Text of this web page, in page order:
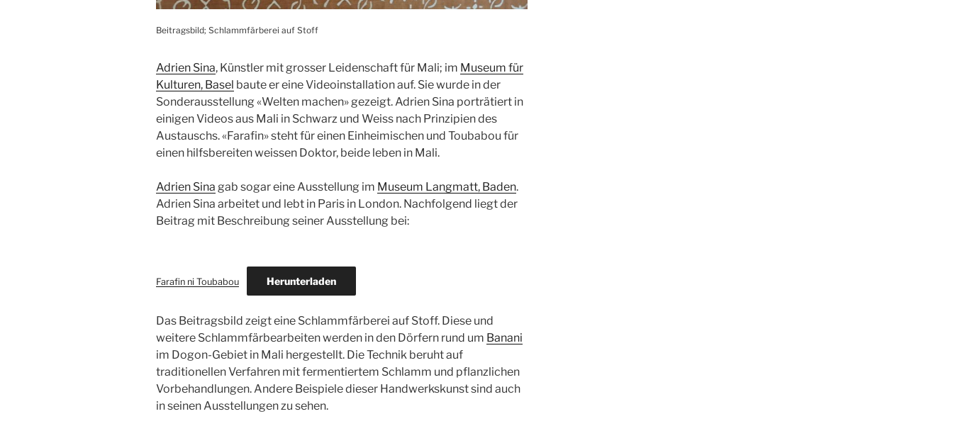
Beitragsbild; Schlammfärberei auf Stoff
Adrien Sina, Künstler mit grosser Leidenschaft für Mali; im Museum für
Kulturen, Basel baute er eine Videoinstallation auf. Sie wurde in der
Sonderausstellung «Welten machen» gezeigt. Adrien Sina porträtiert in
einigen Videos aus Mali in Schwarz und Weiss nach Prinzipien des
Austauschs. «Farafin» steht für einen Einheimischen und Toubabou für
einen hilfsbereiten weissen Doktor, beide leben in Mali.
Adrien Sina gab sogar eine Ausstellung im Museum Langmatt, Baden.
Adrien Sina arbeitet und lebt in Paris in London. Nachfolgend liegt der
Beitrag mit Beschreibung seiner Ausstellung bei:
Farafin ni Toubabou Herunterladen
Das Beitragsbild zeigt eine Schlammfärberei auf Stoff. Diese und
weitere Schlammfärbearbeiten werden in den Dörfern rund um Banani
im Dogon-Gebiet in Mali hergestellt. Die Technik beruht auf
traditionellen Verfahren mit fermentiertem Schlamm und pflanzlichen
Vorbehandlungen. Andere Beispiele dieser Handwerkskunst sind auch
in seinen Ausstellungen zu sehen.